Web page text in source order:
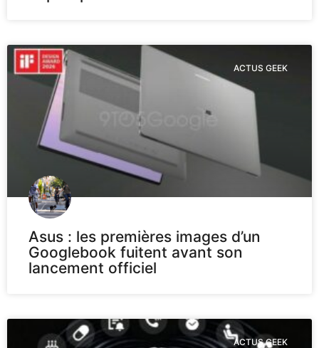
ACTUS GEEK
Asus : les premières images d’un
Googlebook fuitent avant son
lancement officiel
ACTUS GEEK